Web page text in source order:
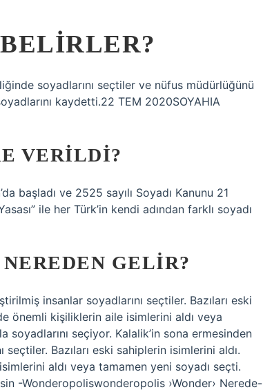
soyadlarını seçtiler ve nüfus müdürlüğünü
kaydetti.22 TEM 2020SOYAHIA
VERILDI?
başladı ve 2525 sayılı Soyadı Kanunu 21
ile her Türk’in kendi adından farklı soyadı
GELIR?
insanlar soyadlarını seçtiler. Bazıları eski
önemli kişiliklerin aile isimlerini aldı veya
soyadlarını seçiyor. Kalalik’in sona ermesinden
Bazıları eski sahiplerin isimlerini aldı.
aldı veya tamamen yeni soyadı seçti.
-Wonderopoliswonderopolis ›Wonder› Nerede-